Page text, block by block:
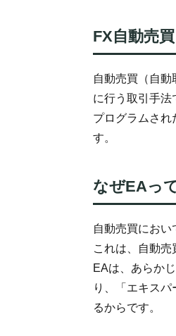
FX自動売
自動売買（自
に行う取引手法
プログラムされ
す。
なぜEAっ
自動売買におい
これは、自動売
EAは、あらか
り、「エキス
るからです。